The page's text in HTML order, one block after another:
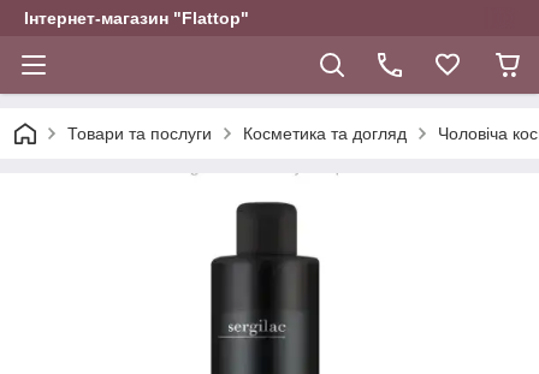
Інтернет-магазин "Flattop"
Товари та послуги Косметика та догляд Чоловіча